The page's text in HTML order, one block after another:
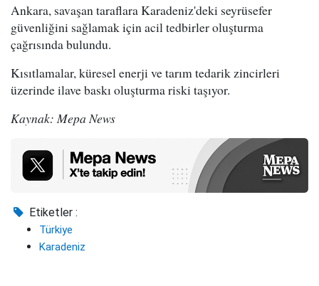
Ankara, savaşan taraflara Karadeniz'deki seyrüsefer
güvenliğini sağlamak için acil tedbirler oluşturma
çağrısında bulundu.
Kısıtlamalar, küresel enerji ve tarım tedarik zincirleri
üzerinde ilave baskı oluşturma riski taşıyor.
Kaynak: Mepa News
Etiketler :
Türkiye
Karadeniz